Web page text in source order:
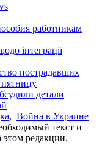
работникам
інтеграції
пострадавших
детали
, Война в Украине
текст и
редакции.